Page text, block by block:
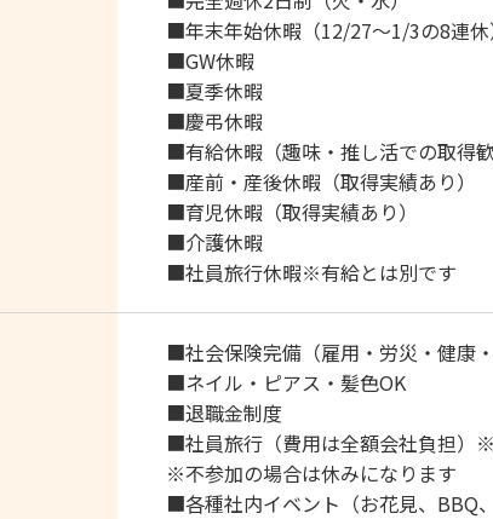
■年末年始休暇（12/27～1/3の8連休
■GW休暇
■夏季休暇
■慶弔休暇
■有給休暇（趣味・推し活での取得歓
■産前・産後休暇（取得実績あり）
■育児休暇（取得実績あり）
■介護休暇
■社員旅行休暇※有給とは別です
■社会保険完備（雇用・労災・健康・
■ネイル・ピアス・髪色OK
■退職金制度
■社員旅行（費用は全額会社負担）
※不参加の場合は休みになります
■各種社内イベント（お花見、BBQ